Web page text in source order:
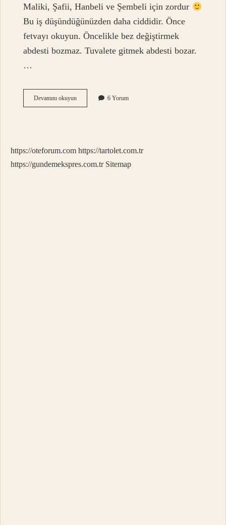
Maliki, Şafii, Hanbeli ve Şembeli için zordur
Bu iş düşündüğünüzden daha ciddidir. Önce
fetvayı okuyun. Öncelikle bez değiştirmek
abdesti bozmaz. Tuvalete gitmek abdesti bozar.
…
Devamını okuyunÇok
Hafif
Mı
6 Yorum
https://oteforum.com https://tartolet.com.tr
https://gundemekspres.com.tr Sitemap